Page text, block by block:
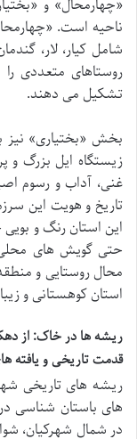
«چهارمحال» و
ناحیه است.
شامل کیار، لار،
روستاهای متعددی
تشکیل می دهند.
بخش «بختیاری» نیز
زیستگاه ایل بزرگ و
غنی، آداب و رسوم
تاریخ و هویت این
این استان رنگ و
حتی گویش های
محال روستایی و
استان کوهستانی و
ریشه ها در خاک: از
قدمت تاریخی و یافته
ریشه های تاریخی
های باستان شناسی